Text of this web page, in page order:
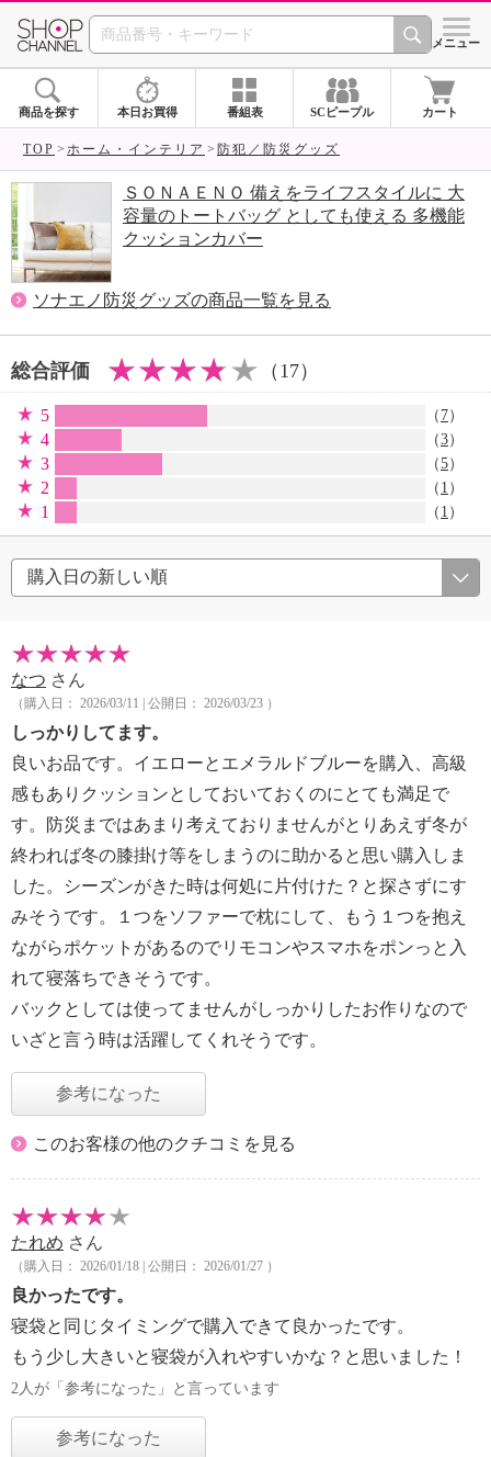
SHOP CHANNEL シメニュー
商品を探す 本日お買得 番組表 SCピープル カート
TOP ホーム・インテリア 防犯／防災グッズ
ＳＯＮＡＥＮＯ 備えをライフスタイルに 大
容量のトートバッグ としても使える 多機能
クッションカバー
ソナエノ防災グッズの商品一覧を見る
総合評価 （17）
5 （ 7）
4 （3）
3 （5）
2 （ 1 ）
1 （ 1 ）
なつ さん
（購入日： 2026/03/11 | 公開日： 2026/03/23 ）
しっかりしてます。
良いお品です。イエローとエメラルドブルーを購入、高級
感もありクッションとしておいておくのにとても満足で
す。防災まではあまり考えておりませんがとりあえず冬が
終われば冬の膝掛け等をしまうのに助かると思い購入しま
した。シーズンがきた時は何処に片付けた？と探さずにす
みそうです。１つをソファーで枕にして、もう１つを抱え
ながらポケットがあるのでリモコンやスマホをポンっと入
れて寝落ちできそうです。
バックとしては使ってませんがしっかりしたお作りなので
いざと言う時は活躍してくれそうです。
参考になった
このお客様の他のクチコミを見る
たれめ さん
（購入日： 2026/01/18 | 公開日： 2026/01/27 ）
良かったです。
寝袋と同じタイミングで購入できて良かったです。
もう少し大きいと寝袋が入れやすいかな？と思いました！
2人が「参考になった」と言っています
参考になった